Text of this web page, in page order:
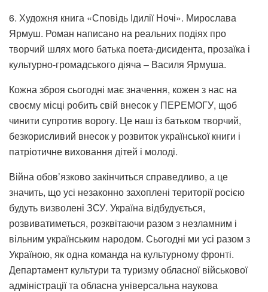
6. Художня книга «Сповідь Ідилії Ночі». Мирослава
Ярмуш. Роман написано на реальних подіях про
творчий шлях мого батька поета-дисидента, прозаїка і
культурно-громадського діяча – Василя Ярмуша.
Кожна зброя сьогодні має значення, кожен з нас на
своєму місці робить свій внесок у ПЕРЕМОГУ, щоб
чинити супротив ворогу. Це наш із батьком творчий,
безкорисливий внесок у розвиток української книги і
патріотичне виховання дітей і молоді.
Війна обов’язково закінчиться справедливо, а це
значить, що усі незаконно захоплені території росією
будуть визволені ЗСУ. Україна відбудується,
розвиватиметься, розквітаючи разом з незламним і
вільним українським народом. Сьогодні ми усі разом з
Україною, як одна команда на культурному фронті.
Департамент культури та туризму обласної військової
адміністрації та обласна універсальна наукова